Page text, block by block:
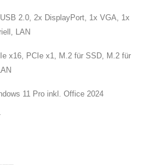
2.0, 2x DisplayPort, 1x VGA, 1x
LAN
x16, PCIe x1, M.2 für SSD, M.2 für
11 Pro inkl. Office 2024